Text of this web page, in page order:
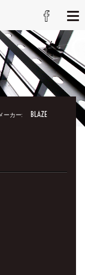
ーカー: BLAZE